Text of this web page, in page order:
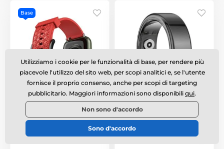
Base
Cinturino Strap Y per
Apple Watch 7 / SE
(45/44/42mm), rosso
martedì 11. 8. da
Anello smart Colmi R02
20,3 mm taglia 11, nero
Disponibile
Utilizziamo i cookie per le funzionalità di base, per rendere più
piacevole l'utilizzo del sito web, per scopi analitici e, se l'utente
fornisce il proprio consenso, anche per scopi di targeting
pubblicitario. Maggiori informazioni sono disponibili qui.
Non sono d'accordo
Sono d'accordo